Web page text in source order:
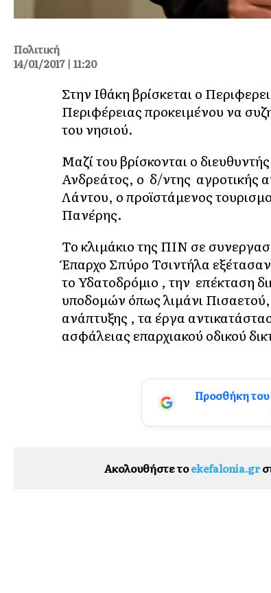
Πολιτική
14/01/2017 | 11:20
Στην Ιθάκη βρίσκεται ο
Περιφέρειας προκειμένου να
του νησιού.
Μαζί του βρίσκονται ο
Ανδρεάτος, ο δ/ντης αγροτικής
Λάντου, ο προϊστάμενος
Πανέρης.
Το κλιμάκιο της ΠΙΝ σε
Έπαρχο Σπύρο Τσιντήλα
το Υδατοδρόμιο , την επέκταση
υποδομών όπως λιμάνι
ανάπτυξης , τα έργα
ασφάλειας επαρχιακού οδικού
Προσθήκη
Ακολουθήστε τοekefalonia.gr